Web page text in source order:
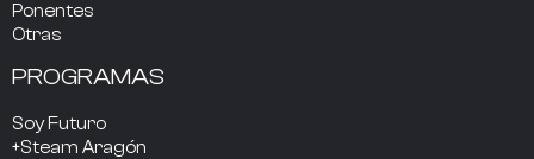
Ponentes
Otras
PROGRAMAS
Soy Futuro
+Steam Aragón